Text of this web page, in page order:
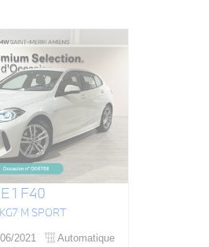
1 F40
M SPORT
06/2021
Automatique